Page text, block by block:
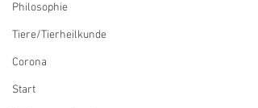
Philosophie
Tiere/Tierheilkunde
Corona
Start